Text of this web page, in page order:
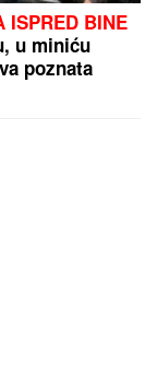
ISPRED BINE
u miniću
poznata